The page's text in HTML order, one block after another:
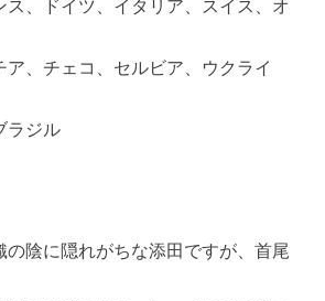
ス、ドイツ、イタリア、スイス、オ
ア、チェコ、セルビア、ウクライ
ラジル
陰に隠れがちな添田ですが、首尾